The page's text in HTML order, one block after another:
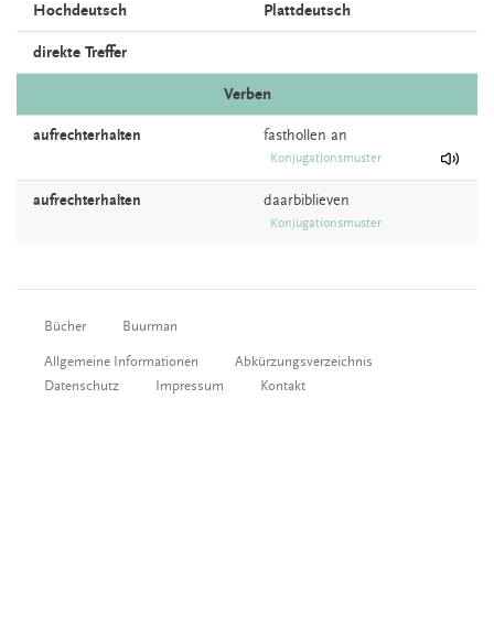
Hochdeutsch Plattdeutsch
direkte Treffer
Verben
aufrechterhalten fasthollen an
Konjugationsmuster
aufrechterhalten daarbiblieven
Konjugationsmuster
Bücher Buurman
Allgemeine Informationen
Abkürzungsverzeichnis
Datenschutz
Impressum Kontakt